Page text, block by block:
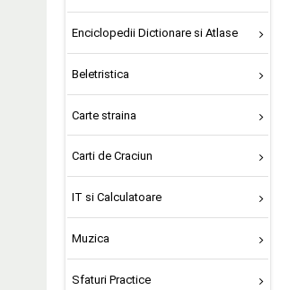
Enciclopedii Dictionare si Atlase
Beletristica
Carte straina
Carti de Craciun
IT si Calculatoare
Muzica
Sfaturi Practice